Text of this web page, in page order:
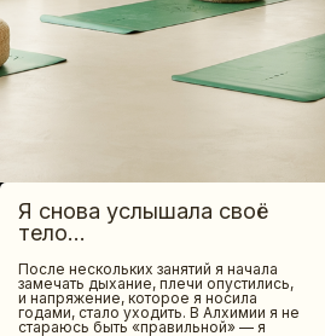
Я снова услышала своё
тело...
После нескольких занятий я начала
замечать дыхание, плечи опустились,
и напряжение, которое я носила
годами, стало уходить. В Алхимии я не
стараюсь быть «правильной» — я